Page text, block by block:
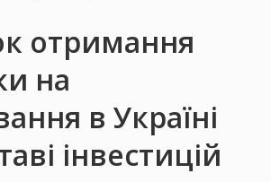
отримання
на
в Україні
інвестицій